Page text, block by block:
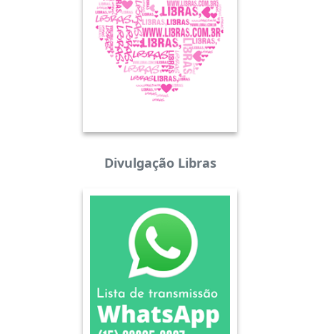
Divulgação Libras